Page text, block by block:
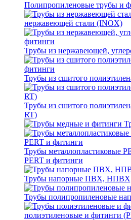
Полипропиленовые трубы и
нержавеющей стали (INOX)
Трубы из нержавеющей,
Трубы из сшитого
Трубы из сшитого
RT)
Трубы металлопластиковые
PERT и фитинги
Трубы напорные ПВХ, НПВХ,
Трубы полипропиленовые
полиэтиленовые и фитинги